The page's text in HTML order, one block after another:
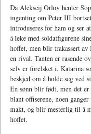
Da Alekseij Orlov henter
ingenting om Peter III
introduseres for ham og ser
å leke med soldatfigurene
hoffet, men blir trakassert av
en rival. Tanten er rasende
selv er forelsket i. Katarina
beskjed om å holde seg ved
En sønn blir født, men det er
blant offiserene, noen
makt, og blir mesterlig til å
hoffet.